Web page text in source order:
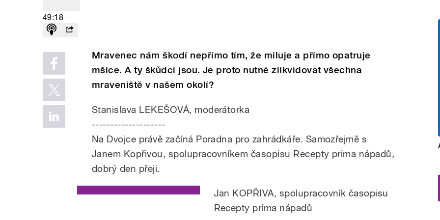
49:18
Mravenec nám škodí nepřímo tím, že miluje a přímo opatruje
mšice. A ty škůdci jsou. Je proto nutné zlikvidovat všechna
mraveniště v našem okolí?
Stanislava LEKEŠOVÁ, moderátorka
--------------------
Na Dvojce právě začíná Poradna pro zahrádkáře. Samozřejmě s
Janem Kopřivou, spolupracovníkem časopisu Recepty prima nápadů,
dobrý den přeji.
Jan KOPŘIVA, spolupracovník časopisu
Recepty prima nápadů